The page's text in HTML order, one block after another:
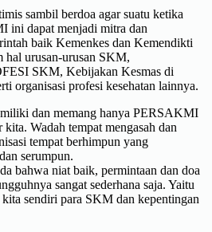
sambil berdoa agar suatu ketika
ini dapat menjadi mitra dan
baik Kemenkes dan Kemendikti
hal urusan-urusan SKM,
SKM, Kebijakan Kesmas di
organisasi profesi kesehatan lainnya.
dan memang hanya PERSAKMI
Wadah tempat mengasah dan
tempat berhimpun yang
serumpun.
bahwa niat baik, permintaan dan doa
sangat sederhana saja. Yaitu
sendiri para SKM dan kepentingan